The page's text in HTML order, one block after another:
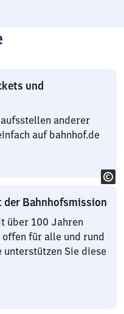
und
anderer
auf bahnhof.de
Bahnhofsmission
über 100 Jahren
offen für alle und rund
Sie diese